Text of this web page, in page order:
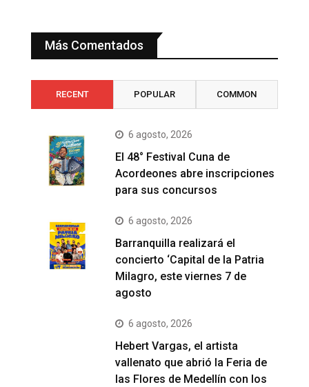
Más Comentados
RECENT POPULAR COMMON
6 agosto, 2026
El 48° Festival Cuna de
Acordeones abre inscripciones
para sus concursos
6 agosto, 2026
Barranquilla realizará el
concierto ‘Capital de la Patria
Milagro, este viernes 7 de
agosto
6 agosto, 2026
Hebert Vargas, el artista
vallenato que abrió la Feria de
las Flores de Medellín con los